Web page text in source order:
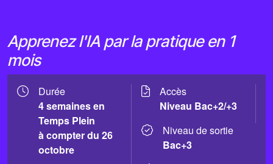
Apprenez l'IA par la pratique en 1
mois
Durée
4 semaines en
Temps Plein
à compter du 26
octobre
Accès
Niveau Bac+2/+3
Niveau de sortie
Bac+3